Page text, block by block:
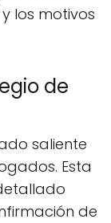
los motivos
de
saliente
Esta
de